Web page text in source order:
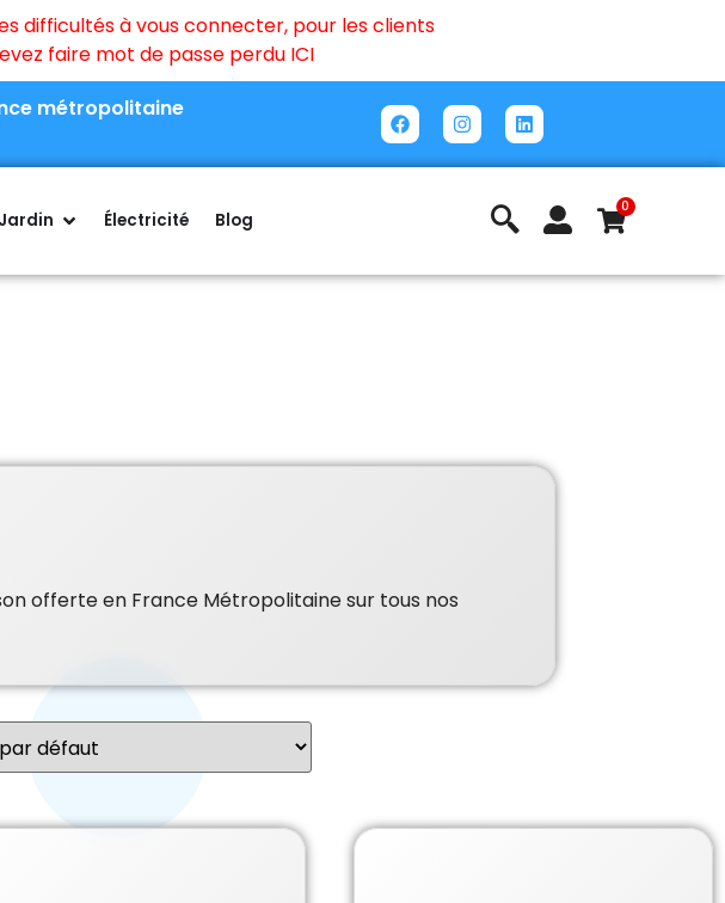
difficultés à vous connecter, pour les clients
faire mot de passe perdu ICI
métropolitaine
Jardin Électricité Blog
0
offerte en France Métropolitaine sur tous nos